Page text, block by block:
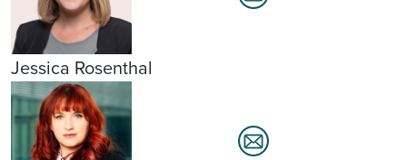
Jessica Rosenthal